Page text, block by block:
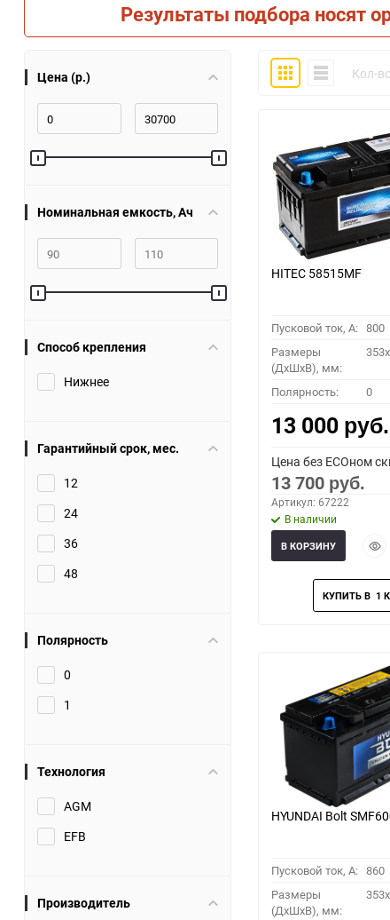
Результаты подбора носят
Цена (р.)
Номинальная емкость, Ач
Способ крепления
Нижнее
Гарантийный срок, мес.
12
24
36
48
Полярность
0
1
Технология
AGM
EFB
Производитель
ПлиткаКомпактно
Кол-
60
90
150
HITEC 58515MF
Пусковой ток, A: 800
Размеры
(ДхШхВ), мм:
Полярность: 0
13 000 руб.
Цена без ECOном
13 700 руб.
Артикул: 67222
В наличии
В КОРЗИНУ
HYUNDAI Bolt
Пусковой ток, A: 860
Размеры
(ДхШхВ), мм: